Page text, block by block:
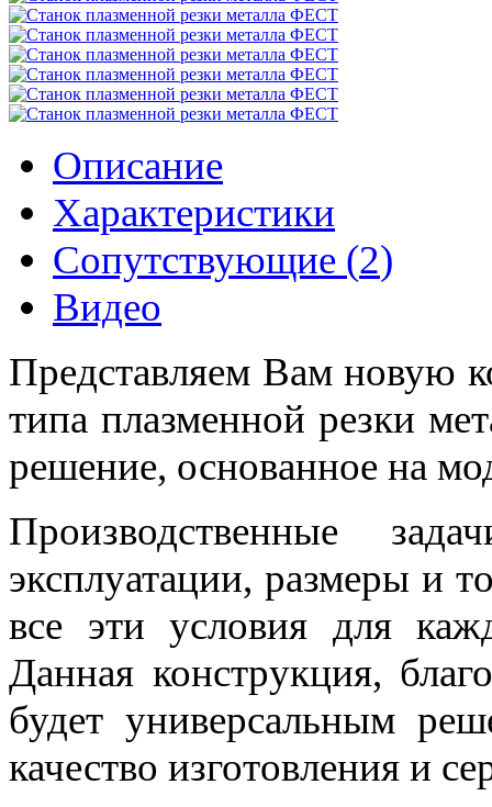
Описание
Характеристики
Сопутствующие (2)
Видео
Представляем Вам новую
типа плазменной резки
решение, основанное на
Производственные
эксплуатации, размеры и
все эти условия для
Данная конструкция,
будет универсальным
качество изготовления и